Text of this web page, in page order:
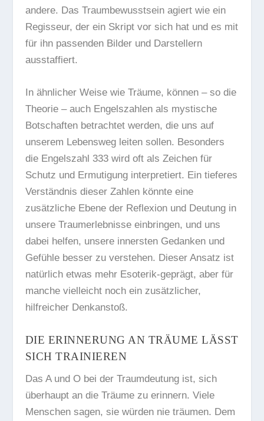
andere. Das Traumbewusstsein agiert wie ein
Regisseur, der ein Skript vor sich hat und es mit
für ihn passenden Bilder und Darstellern
ausstaffiert.
In ähnlicher Weise wie Träume, können – so die
Theorie – auch Engelszahlen als mystische
Botschaften betrachtet werden, die uns auf
unserem Lebensweg leiten sollen. Besonders
die Engelszahl 333wird oft als Zeichen für
Schutz und Ermutigung interpretiert. Ein tieferes
Verständnis dieser Zahlen könnte eine
zusätzliche Ebene der Reflexion und Deutung in
unsere Traumerlebnisse einbringen, und uns
dabei helfen, unsere innersten Gedanken und
Gefühle besser zu verstehen. Dieser Ansatz ist
natürlich etwas mehr Esoterik-geprägt, aber für
manche vielleicht noch ein zusätzlicher,
hilfreicher Denkanstoß.
DIE ERINNERUNG AN TRÄUME LÄSST
SICH TRAINIEREN
Das A und O bei der Traumdeutung ist, sich
überhaupt an die Träume zu erinnern. Viele
Menschen sagen, sie würden nie träumen. Dem